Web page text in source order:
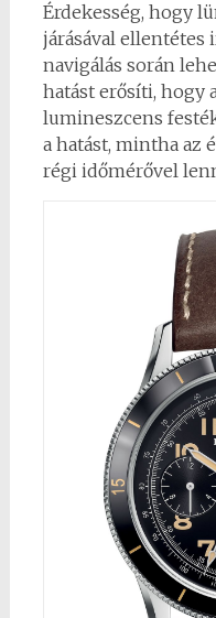
Érdekesség, hogy
járásával ellentétes
navigálás során
hatást erősíti, hogy
lumineszcens
a hatást, mintha az
régi időmérővel